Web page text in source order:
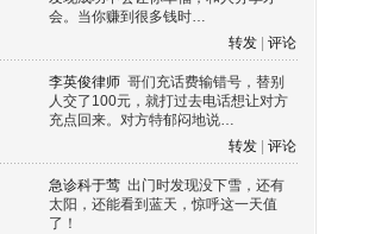
会。当你赚到很多钱时…
转发
评论
李英俊律师 哥们充话费输错号，替别
人交了100元，就打过去电话想让对方
充点回来。对方特郁闷地说…
转发
评论
急诊科于莺 出门时发现没下雪，还有
太阳，还能看到蓝天，惊呼这一天值
了！